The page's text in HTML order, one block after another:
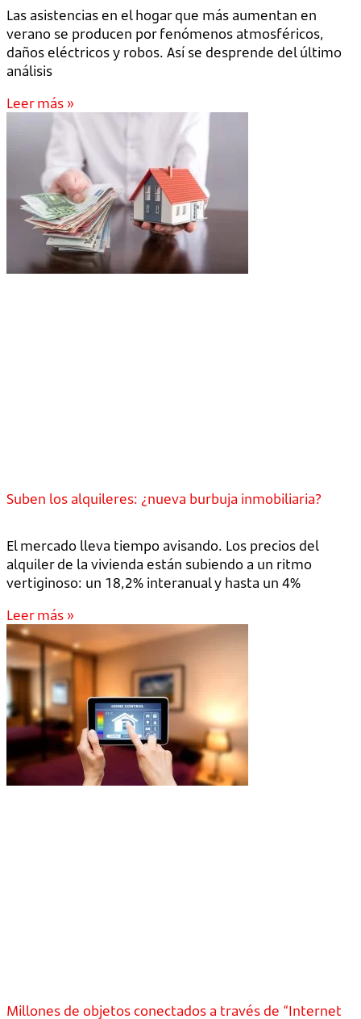
Las asistencias en el hogar que más aumentan en
verano se producen por fenómenos atmosféricos,
daños eléctricos y robos. Así se desprende del último
análisis
Leer más »
Suben los alquileres: ¿nueva burbuja inmobiliaria?
El mercado lleva tiempo avisando. Los precios del
alquiler de la vivienda están subiendo a un ritmo
vertiginoso: un 18,2% interanual y hasta un 4%
Leer más »
Millones de objetos conectados a través de “Internet